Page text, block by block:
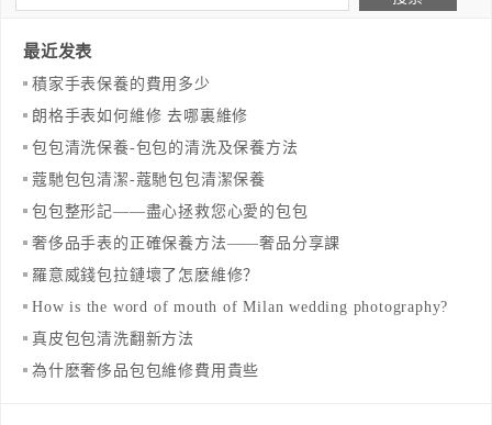
最近发表
​積家手表保養的費用多少
​朗格手表如何維修 去哪裏維修
​包包清洗保養-包包的清洗及保養方法
​蔻馳包包清潔-蔻馳包包清潔保養
包包整形記——盡心拯救您心愛的包包
奢侈品手表的正確保養方法——奢品分享課
羅意威錢包拉鏈壞了怎麽維修？
How is the word of mouth of Milan wedding photography?
真皮包包清洗翻新方法
為什麽奢侈品包包維修費用貴些